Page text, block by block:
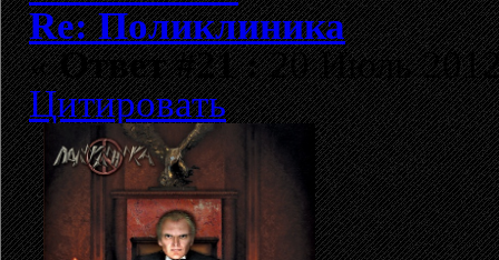
Re: Поликлиника
«Ответ #21 :20 Июль
Цитировать